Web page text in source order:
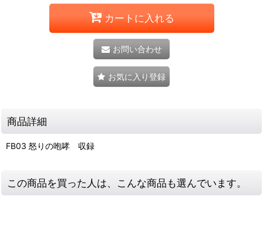
カートに入れる
お問い合わせ
お気に入り登録
商品詳細
FB03 怒りの咆哮 収録
この商品を買った人は、こんな商品も選んでいます。